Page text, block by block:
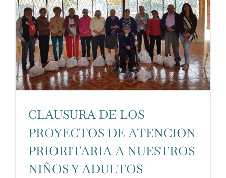
CLAUSURA DE LOS
PROYECTOS DE ATENCION
PRIORITARIA A NUESTROS
NIÑOS Y ADULTOS